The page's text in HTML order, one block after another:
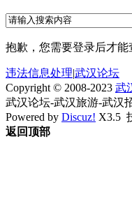
抱歉，您需要登录后才能
违法信息处理|武汉论坛
Copyright © 2008-2023 武
武汉论坛-武汉旅游-武汉
Powered by Discuz! X3.5
返回顶部